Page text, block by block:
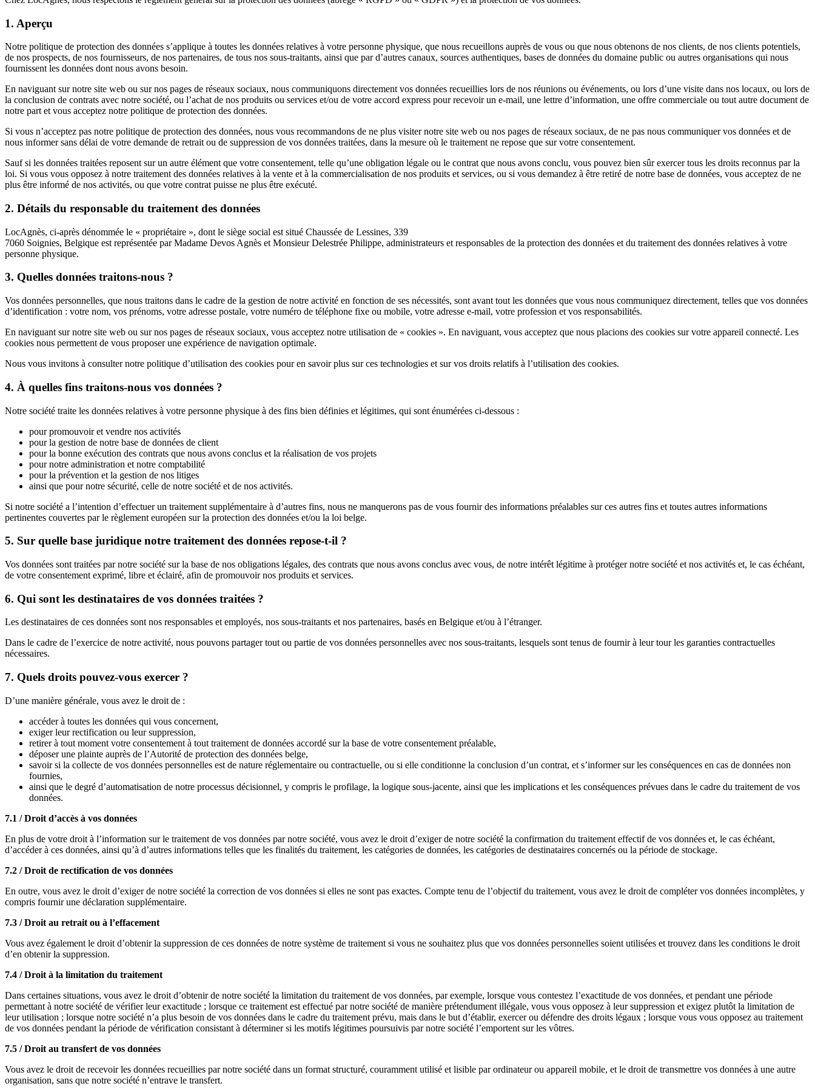
1. Aperçu
Notre politique de protection des données s’applique à toutes les données relatives à votre personne physique, que nous recueillons auprès de vous ou que nous obtenons de nos clients, de nos clients potentiels,
de nos prospects, de nos fournisseurs, de nos partenaires, de tous nos sous-traitants, ainsi que par d’autres canaux, sources authentiques, bases de données du domaine public ou autres organisations qui nous
fournissent les données dont nous avons besoin.
En naviguant sur notre site web ou sur nos pages de réseaux sociaux, nous communiquons directement vos données recueillies lors de nos réunions ou événements, ou lors d’une visite dans nos locaux, ou lors de
la conclusion de contrats avec notre société, ou l’achat de nos produits ou services et/ou de votre accord express pour recevoir un e-mail, une lettre d’information, une offre commerciale ou tout autre document de
notre part et vous acceptez notre politique de protection des données.
Si vous n’acceptez pas notre politique de protection des données, nous vous recommandons de ne plus visiter notre site web ou nos pages de réseaux sociaux, de ne pas nous communiquer vos données et de
nous informer sans délai de votre demande de retrait ou de suppression de vos données traitées, dans la mesure où le traitement ne repose que sur votre consentement.
Sauf si les données traitées reposent sur un autre élément que votre consentement, telle qu’une obligation légale ou le contrat que nous avons conclu, vous pouvez bien sûr exercer tous les droits reconnus par la
loi. Si vous vous opposez à notre traitement des données relatives à la vente et à la commercialisation de nos produits et services, ou si vous demandez à être retiré de notre base de données, vous acceptez de ne
plus être informé de nos activités, ou que votre contrat puisse ne plus être exécuté.
2. Détails du responsable du traitement des données
LocAgnès, ci-après dénommée le « propriétaire », dont le siège social est situé Chaussée de Lessines, 339
7060 Soignies, Belgique est représentée par Madame Devos Agnès et Monsieur Delestrée Philippe, administrateurs et responsables de la protection des données et du traitement des données relatives à votre
personne physique.
3. Quelles données traitons-nous ?
Vos données personnelles, que nous traitons dans le cadre de la gestion de notre activité en fonction de ses nécessités, sont avant tout les données que vous nous communiquez directement, telles que vos données
d’identification : votre nom, vos prénoms, votre adresse postale, votre numéro de téléphone fixe ou mobile, votre adresse e-mail, votre profession et vos responsabilités.
En naviguant sur notre site web ou sur nos pages de réseaux sociaux, vous acceptez notre utilisation de « cookies ». En naviguant, vous acceptez que nous placions des cookies sur votre appareil connecté. Les
cookies nous permettent de vous proposer une expérience de navigation optimale.
Nous vous invitons à consulter notre politique d’utilisation des cookies pour en savoir plus sur ces technologies et sur vos droits relatifs à l’utilisation des cookies.
4. À quelles fins traitons-nous vos données ?
Notre société traite les données relatives à votre personne physique à des fins bien définies et légitimes, qui sont énumérées ci-dessous :
pour promouvoir et vendre nos activités
pour la gestion de notre base de données de client
pour la bonne exécution des contrats que nous avons conclus et la réalisation de vos projets
pour notre administration et notre comptabilité
pour la prévention et la gestion de nos litiges
ainsi que pour notre sécurité, celle de notre société et de nos activités.
Si notre société a l’intention d’effectuer un traitement supplémentaire à d’autres fins, nous ne manquerons pas de vous fournir des informations préalables sur ces autres fins et toutes autres informations
pertinentes couvertes par le règlement européen sur la protection des données et/ou la loi belge.
5. Sur quelle base juridique notre traitement des données repose-t-il ?
Vos données sont traitées par notre société sur la base de nos obligations légales, des contrats que nous avons conclus avec vous, de notre intérêt légitime à protéger notre société et nos activités et, le cas échéant,
de votre consentement exprimé, libre et éclairé, afin de promouvoir nos produits et services.
6. Qui sont les destinataires de vos données traitées ?
Les destinataires de ces données sont nos responsables et employés, nos sous-traitants et nos partenaires, basés en Belgique et/ou à l’étranger.
Dans le cadre de l’exercice de notre activité, nous pouvons partager tout ou partie de vos données personnelles avec nos sous-traitants, lesquels sont tenus de fournir à leur tour les garanties contractuelles
nécessaires.
7. Quels droits pouvez-vous exercer ?
D’une manière générale, vous avez le droit de :
accéder à toutes les données qui vous concernent,
exiger leur rectification ou leur suppression,
retirer à tout moment votre consentement à tout traitement de données accordé sur la base de votre consentement préalable,
déposer une plainte auprès de l’Autorité de protection des données belge,
savoir si la collecte de vos données personnelles est de nature réglementaire ou contractuelle, ou si elle conditionne la conclusion d’un contrat, et s’informer sur les conséquences en cas de données non
fournies,
ainsi que le degré d’automatisation de notre processus décisionnel, y compris le profilage, la logique sous-jacente, ainsi que les implications et les conséquences prévues dans le cadre du traitement de vos
données.
7.1 / Droit d’accès à vos données
En plus de votre droit à l’information sur le traitement de vos données par notre société, vous avez le droit d’exiger de notre société la confirmation du traitement effectif de vos données et, le cas échéant,
d’accéder à ces données, ainsi qu’à d’autres informations telles que les finalités du traitement, les catégories de données, les catégories de destinataires concernés ou la période de stockage.
7.2 / Droit de rectification de vos données
En outre, vous avez le droit d’exiger de notre société la correction de vos données si elles ne sont pas exactes. Compte tenu de l’objectif du traitement, vous avez le droit de compléter vos données incomplètes, y
compris fournir une déclaration supplémentaire.
7.3 / Droit au retrait ou à l’effacement
Vous avez également le droit d’obtenir la suppression de ces données de notre système de traitement si vous ne souhaitez plus que vos données personnelles soient utilisées et trouvez dans les conditions le droit
d’en obtenir la suppression.
7.4 / Droit à la limitation du traitement
Dans certaines situations, vous avez le droit d’obtenir de notre société la limitation du traitement de vos données, par exemple, lorsque vous contestez l’exactitude de vos données, et pendant une période
permettant à notre société de vérifier leur exactitude ; lorsque ce traitement est effectué par notre société de manière prétendument illégale, vous vous opposez à leur suppression et exigez plutôt la limitation de
leur utilisation ; lorsque notre société n’a plus besoin de vos données dans le cadre du traitement prévu, mais dans le but d’établir, exercer ou défendre des droits légaux ; lorsque vous vous opposez au traitement
de vos données pendant la période de vérification consistant à déterminer si les motifs légitimes poursuivis par notre société l’emportent sur les vôtres.
7.5 / Droit au transfert de vos données
Vous avez le droit de recevoir les données recueillies par notre société dans un format structuré, couramment utilisé et lisible par ordinateur ou appareil mobile, et le droit de transmettre vos données à une autre
organisation, sans que notre société n’entrave le transfert.